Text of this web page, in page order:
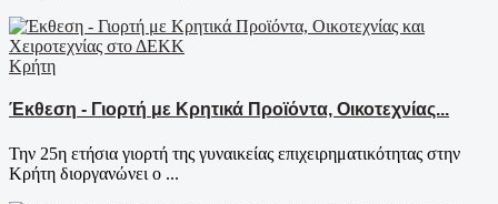
Κρήτη
Έκθεση - Γιορτή με Κρητικά Προϊόντα, Οικοτεχνίας...
Την 25η ετήσια γιορτή της γυναικείας επιχειρηματικότητας στην
Κρήτη διοργανώνει ο ...